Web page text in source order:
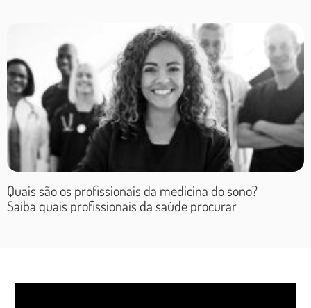
O sono normal ou seus
distúrbios estão
associados ao bom ou
mau funcionamento
cerebral,
respectivamente, e o
neurologista conhece
profundamente a
do sistema nervoso.
Quais são os profissionais da medicina do sono?
Saiba quais profissionais da saúde procurar